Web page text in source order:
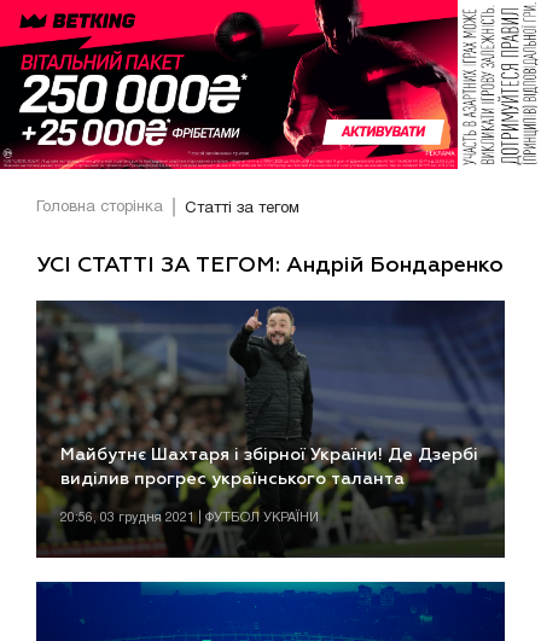
Головна сторінка Статті за тегом
УСІ СТАТТІ ЗА ТЕГОМ: Андрій Бондаренко
Майбутнє Шахтаря і збірної України! Де Дзербі
виділив прогрес українського таланта
20:56, 03 грудня 2021 | ФУТБОЛ УКРАЇНИ